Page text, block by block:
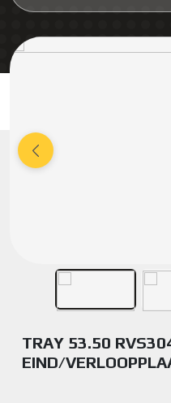
TRAY 53.50
EIND/